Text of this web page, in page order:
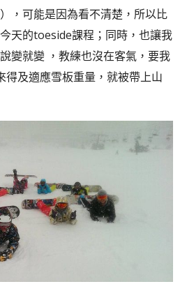
，可能是因為看不清楚，所以比
天的toeside課程；同時，也讓我
變就變 ，教練也沒在客氣，要我
及適應雪板重量，就被帶上山